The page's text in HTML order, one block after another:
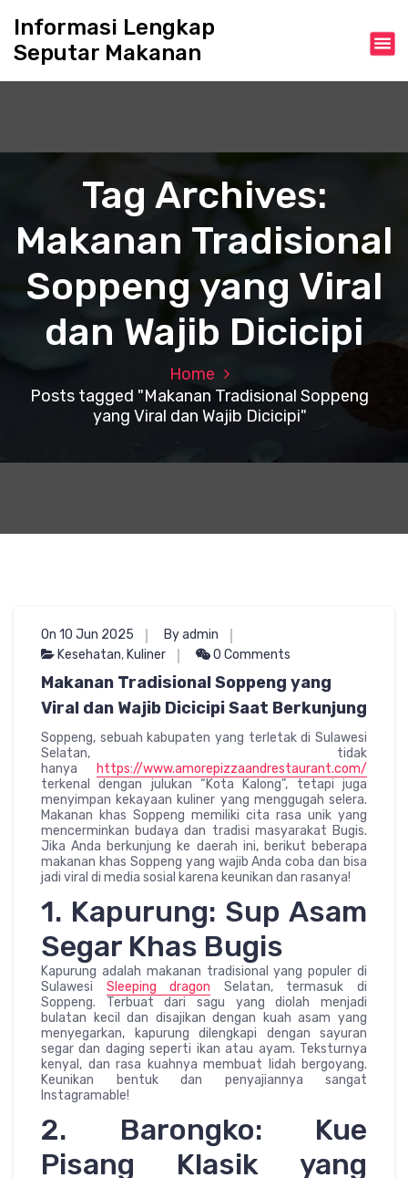
o
Informasi Lengkap
Seputar Makanan
Tag Archives:
Makanan Tradisional
Soppeng yang Viral
dan Wajib Dicicipi
Home
Posts tagged "Makanan Tradisional Soppeng
yang Viral dan Wajib Dicicipi"
On 10 Jun 2025
By admin
Kesehatan, Kuliner 0 Comments
Makanan Tradisional Soppeng yang
Viral dan Wajib Dicicipi Saat Berkunjung
Soppeng, sebuah kabupaten yang terletak di Sulawesi
Selatan, tidak
hanya
https://www.amorepizzaandrestaurant.com/
terkenal dengan julukan “Kota Kalong”, tetapi juga
menyimpan kekayaan kuliner yang menggugah selera.
Makanan khas Soppeng memiliki cita rasa unik yang
mencerminkan budaya dan tradisi masyarakat Bugis.
Jika Anda berkunjung ke daerah ini, berikut beberapa
makanan khas Soppeng yang wajib Anda coba dan bisa
jadi viral di media sosial karena keunikan dan rasanya!
1. Kapurung: Sup Asam
Segar Khas Bugis
Kapurung adalah makanan tradisional yang populer di
Sulawesi Sleeping dragon Selatan, termasuk di
Soppeng. Terbuat dari sagu yang diolah menjadi
bulatan kecil dan disajikan dengan kuah asam yang
menyegarkan, kapurung dilengkapi dengan sayuran
segar dan daging seperti ikan atau ayam. Teksturnya
kenyal, dan rasa kuahnya membuat lidah bergoyang.
Keunikan bentuk dan penyajiannya sangat
Instagramable!
2. Barongko: Kue
Pisang Klasik yang